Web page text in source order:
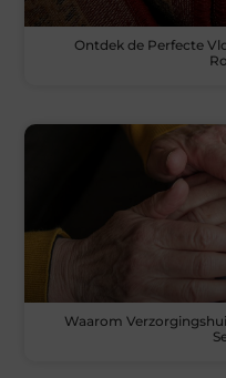
Ontdek de Perfecte
Waarom